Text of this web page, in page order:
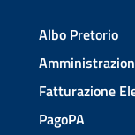
Albo Pretorio
Fatturazione
PagoPA